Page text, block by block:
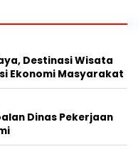
Destinasi Wisata
Ekonomi Masyarakat
Dinas Pekerjaan